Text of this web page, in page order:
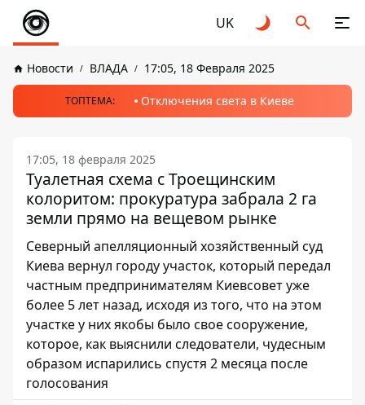
UK
Новости ВЛАДА 17:05, 18 Февраля 2025
ТОПТЕМА: Отключения света в Киеве
17:05, 18 февраля 2025
Туалетная схема с Троещинским
колоритом: прокуратура забрала 2 га
земли прямо на вещевом рынке
Северный апелляционный хозяйственный суд
Киева вернул городу участок, который передал
частным предпринимателям Киевсовет уже
более 5 лет назад, исходя из того, что на этом
участке у них якобы было свое сооружение,
которое, как выяснили следователи, чудесным
образом испарились спустя 2 месяца после
голосования